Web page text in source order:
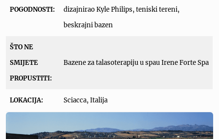
POGODNOSTI:
dizajnirao Kyle Philips, teniski tereni,
beskrajni bazen
ŠTO NE
SMIJETE
PROPUSTITI:
Bazene za talasoterapiju u spau Irene Forte Spa
LOKACIJA: Sciacca, Italija